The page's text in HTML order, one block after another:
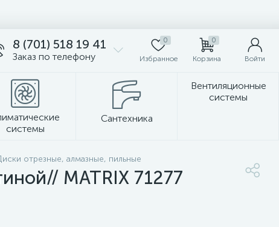
8 (701) 518 19 41
Заказ по телефону
0
Избранное
0
Корзина Войти
системы
Сантехника
Вентиляционные
системы
отрезные, алмазные, пильные
MATRIX 71277